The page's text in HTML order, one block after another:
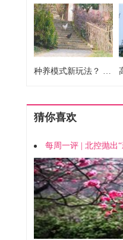
种养模式新玩法？ 蚂蚁庄园小鸡粑粑拿来种果树
猜你喜欢